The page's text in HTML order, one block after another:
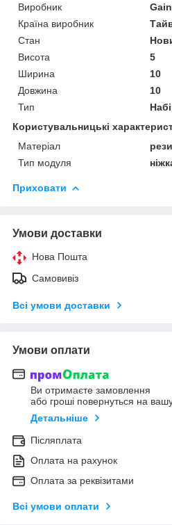
Виробник
Країна виробник
Стан
Висота
5
Ширина
10
Довжина
10
Тип
Користувальницькі
Матеріал
Тип модуля
Приховати
Умови доставки
Нова Пошта
Самовивіз
Всі умови доставки
Умови оплати
Ви отримаєте замовлення
або гроші повернуться на
Детальніше
Післяплата
Оплата на рахунок
Оплата за реквізитами
Всі умови оплати